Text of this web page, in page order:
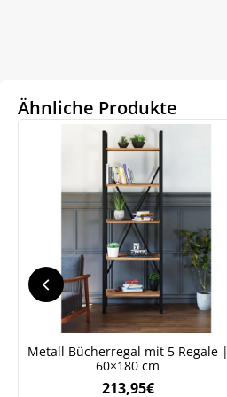
Ähnliche Produkte
Metall Bücherregal mit 5 Regale |
60×180 cm
213,95€